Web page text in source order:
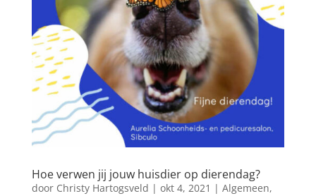
Hoe verwen jij jouw huisdier op dierendag?
door Christy Hartogsveld | okt 4, 2021 | Algemeen,